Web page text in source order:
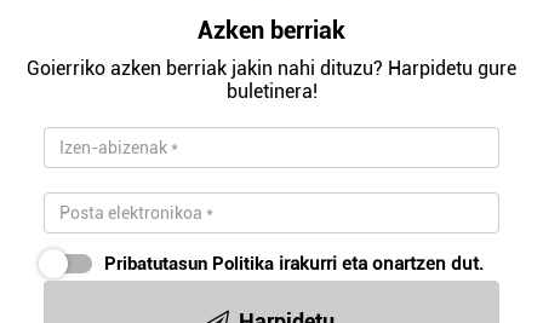
Azken berriak
Goierriko azken berriak jakin nahi dituzu? Harpidetu gure
buletinera!
Pribatutasun Politika irakurri eta onartzen dut.